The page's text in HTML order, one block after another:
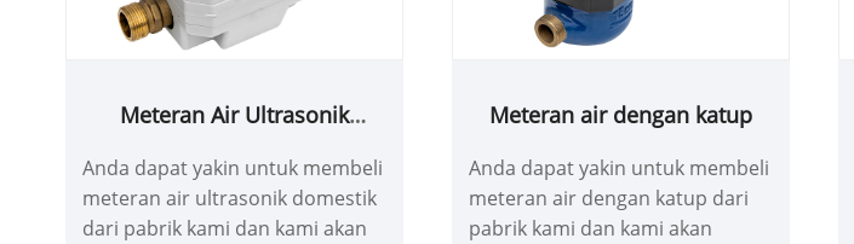
Meteran Air Ultrasonik
Anda dapat yakin untuk membeli
meteran air ultrasonik domestik
dari pabrik kami dan kami akan
Meteran air dengan katup
Anda dapat yakin untuk membeli
meteran air dengan katup dari
pabrik kami dan kami akan